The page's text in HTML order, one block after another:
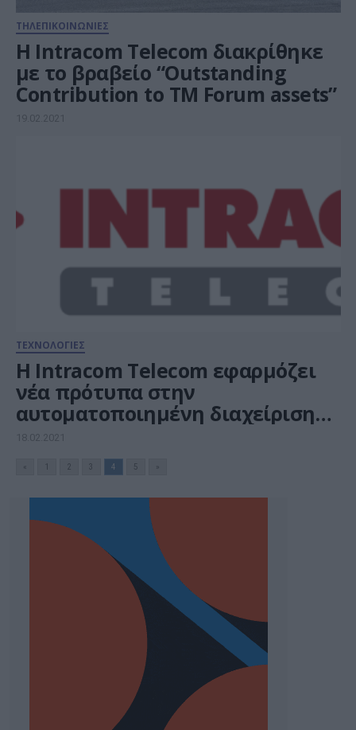
ΤΗΛΕΠΙΚΟΙΝΩΝΙΕΣ
Η Intracom Telecom διακρίθηκε
με το βραβείο “Outstanding
Contribution to TM Forum assets”
19.02.2021
ΤΕΧΝΟΛΟΓΙΕΣ
Η Intracom Telecom εφαρμόζει
νέα πρότυπα στην
αυτοματοποιημένη διαχείριση
δικτύου
18.02.2021
2 3 4 5